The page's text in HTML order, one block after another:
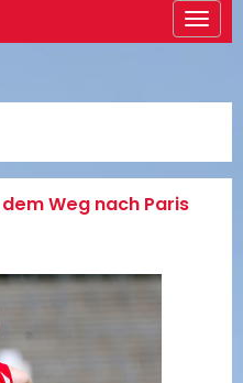
Weg nach Paris